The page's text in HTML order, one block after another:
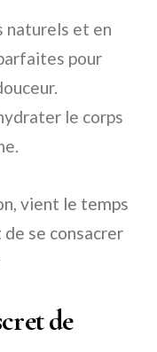
naturels et en
pour
le corps
vient le temps
se consacrer
de